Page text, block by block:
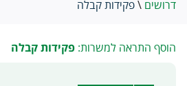
דרושים \פקידות קבלה
הוסף התראה למשרות: פקידות קבלה